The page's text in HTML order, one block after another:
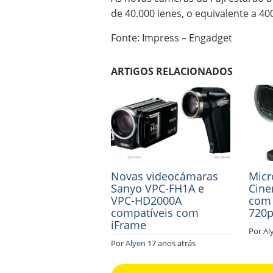
de 40.000 ienes, o equivalente a
Fonte: Impress – Engadget
ARTIGOS RELACIONADOS
Novas videocámaras
Sanyo VPC-FH1A e
VPC-HD2000A
compatíveis com
iFrame
PorAlyen 17 anos atrás
720p
Por